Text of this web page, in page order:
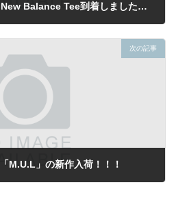
希少VANS VAULT入荷とNew Balance Tee到着しました！！！！
次の記事
M.U.L」の新作入荷！！！